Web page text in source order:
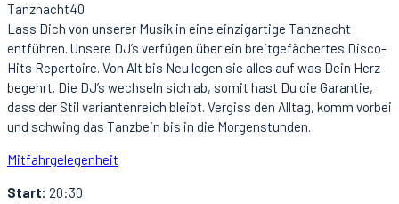
Tanznacht40
Lass Dich von unserer Musik in eine einzigartige Tanznacht
entführen. Unsere DJ’s verfügen über ein breitgefächertes Disco-
Hits Repertoire. Von Alt bis Neu legen sie alles auf was Dein Herz
begehrt. Die DJ’s wechseln sich ab, somit hast Du die Garantie,
dass der Stil variantenreich bleibt. Vergiss den Alltag, komm vorbei
und schwing das Tanzbein bis in die Morgenstunden.
Mitfahrgelegenheit
Start: 20:30